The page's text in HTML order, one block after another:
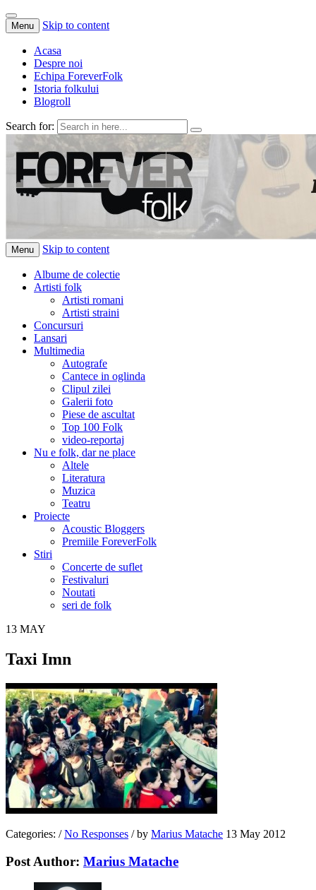
Menu Skip to content
Acasa
Despre noi
Echipa ForeverFolk
Istoria folkului
Blogroll
Search for:
ForeverFolk
Muzica sufletului tau
Menu Skip to content
Albume de colectie
Artisti folk
Artisti romani
Artisti straini
Concursuri
Lansari
Multimedia
Autografe
Cantece in oglinda
Clipul zilei
Galerii foto
Piese de ascultat
Top 100 Folk
video-reportaj
Nu e folk, dar ne place
Altele
Literatura
Muzica
Teatru
Proiecte
Acoustic Bloggers
Premiile ForeverFolk
Stiri
Concerte de suflet
Festivaluri
Noutati
seri de folk
13 MAY
Taxi Imn
Categories: / No Responses /by Marius Matache 13 May 2012
Post Author: Marius Matache